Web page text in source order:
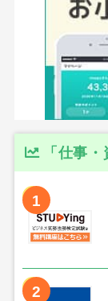
「仕事
1
2